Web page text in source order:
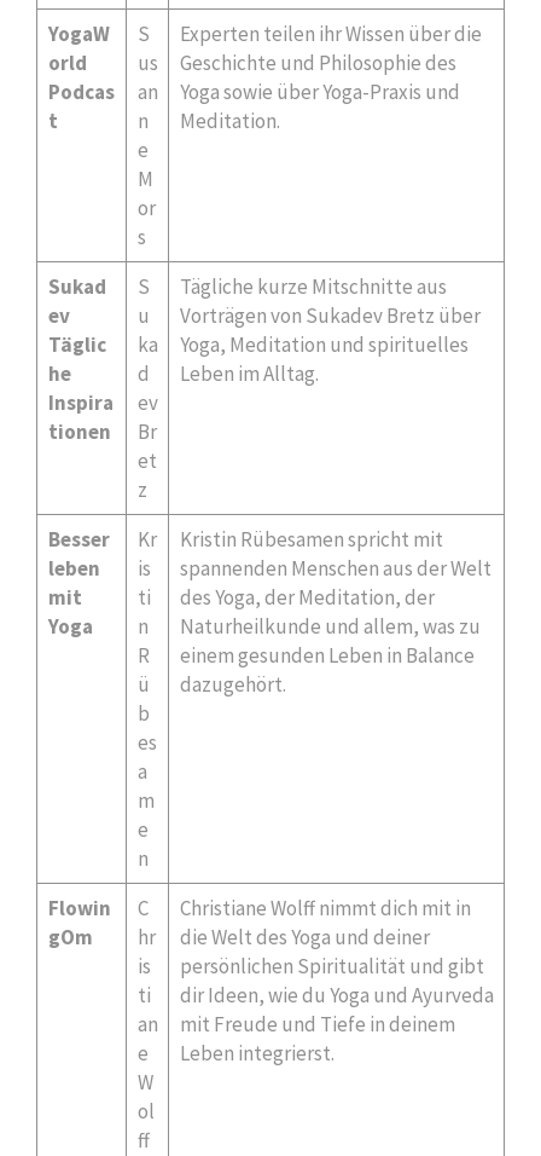
YogaW
orld
Podcas
t
S
us
an
n
e
M
or
s
Experten teilen ihr Wissen über die
Geschichte und Philosophie des
Yoga sowie über Yoga-Praxis und
Meditation.
Sukad
ev
Täglic
he
Inspira
tionen
S
u
ka
d
ev
Br
et
z
Tägliche kurze Mitschnitte aus
Vorträgen von Sukadev Bretz über
Yoga, Meditation und spirituelles
Leben im Alltag.
Besser
leben
mit
Yoga
Kr
is
ti
n
R
ü
b
es
a
m
e
n
Kristin Rübesamen spricht mit
spannenden Menschen aus der Welt
des Yoga, der Meditation, der
Naturheilkunde und allem, was zu
einem gesunden Leben in Balance
dazugehört.
Flowin
gOm
C
hr
is
ti
an
e
W
ol
ff
Christiane Wolff nimmt dich mit in
die Welt des Yoga und deiner
persönlichen Spiritualität und gibt
dir Ideen, wie du Yoga und Ayurveda
mit Freude und Tiefe in deinem
Leben integrierst.